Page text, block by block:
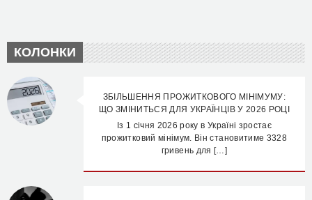
КОЛОНКИ
ЗБІЛЬШЕННЯ ПРОЖИТКОВОГО МІНІМУМУ:
ЩО ЗМІНИТЬСЯ ДЛЯ УКРАЇНЦІВ У 2026 РОЦІ
Із 1 січня 2026 року в Україні зростає
прожитковий мінімум. Він становитиме 3328
гривень для […]